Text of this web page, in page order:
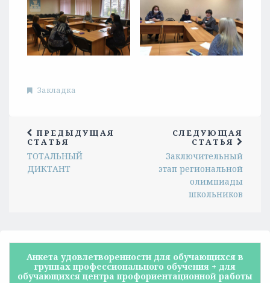
Закладка
ПРЕДЫДУЩАЯ
СТАТЬЯ
ТОТАЛЬНЫЙ
ДИКТАНТ
СЛЕДУЮЩАЯ
СТАТЬЯ
Заключительный
этап региональной
олимпиады
школьников
Анкета удовлетворенности для обучающихся в
группах профессионального обучения + для
обучающихся центра профориентационной работы